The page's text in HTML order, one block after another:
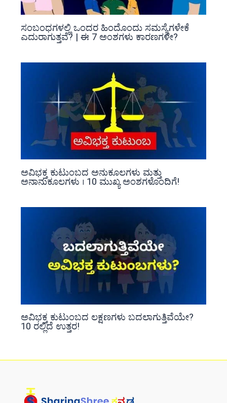
ಸಂಬಂಧಗಳಲ್ಲಿ ಒಂದರ ಹಿಂದೊಂದು ಸಮಸ್ಯೆಗಳೇಕೆ
ಎದುರಾಗುತ್ತವೆ? | ಈ 7 ಅಂಶಗಳು ಕಾರಣಗಳೇ?
ಅವಿಭಕ್ತ ಕುಟುಂಬದ ಅನುಕೂಲಗಳು ಮತ್ತು
ಅನಾನುಕೂಲಗಳು । 10 ಮುಖ್ಯ ಅಂಶಗಳೊಂದಿಗೆ!
ಅವಿಭಕ್ತ ಕುಟುಂಬದ ಲಕ್ಷಣಗಳು ಬದಲಾಗುತ್ತಿವೆಯೇ?
10 ರಲ್ಲಿದೆ ಉತ್ತರ!